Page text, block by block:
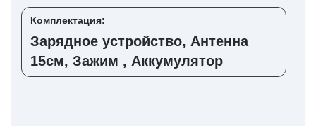
Комплектация:
Зарядное устройство, Антенна
15см, Зажим , Аккумулятор